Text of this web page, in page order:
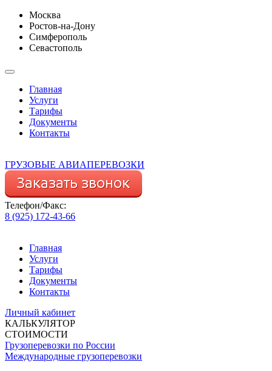
Москва
Ростов-на-Дону
Симферополь
Севастополь
Главная
Услуги
Тарифы
Документы
Контакты
ГРУЗОВЫЕ АВИАПЕРЕВОЗКИ
Телефон/Факс:
8 (925) 172-43-66
Главная
Услуги
Тарифы
Документы
Контакты
Личный кабинет
КАЛЬКУЛЯТОР
СТОИМОСТИ
Грузоперевозки по России
Международные грузоперевозки